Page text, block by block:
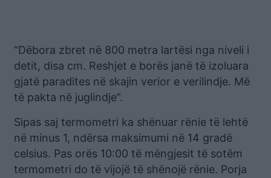
“Dëbora zbret në 800 metra lartësi nga niveli i
detit, disa cm. Reshjet e borës janë të izoluara
gjatë paradites në skajin verior e verilindje. Më
të pakta në juglindje”.
Sipas saj termometri ka shënuar rënie të lehtë
në minus 1, ndërsa maksimumi në 14 gradë
celsius. Pas orës 10:00 të mëngjesit të sotëm
termometri do të vijojë të shënojë rënie. Porja